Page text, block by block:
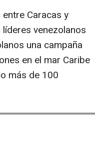
Caracas y
venezolanos
una campaña
en el mar Caribe
más de 100